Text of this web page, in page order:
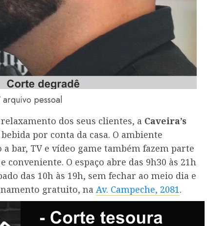
pessoal
dos seus clientes, a Caveira’s
por conta da casa. O ambiente
bar, TV e vídeo game também fazem parte
conveniente. O espaço abre das 9h30 às 21h
das 10h às 19h, sem fechar ao meio dia e
gratuito, na Av. Campeche, 2081.